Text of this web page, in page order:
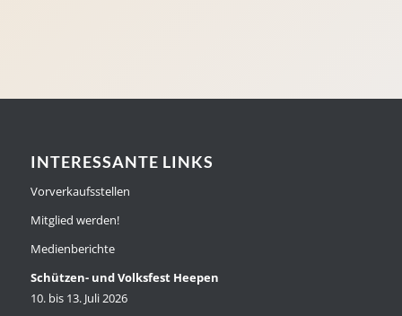
INTERESSANTE LINKS
Vorverkaufsstellen
Mitglied werden!
Medienberichte
Schützen- und Volksfest Heepen
10. bis 13. Juli 2026